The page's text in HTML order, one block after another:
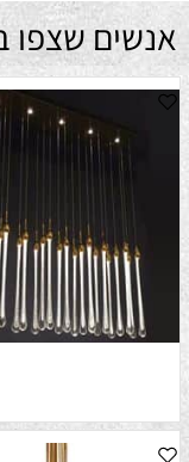
אנשים שצפו